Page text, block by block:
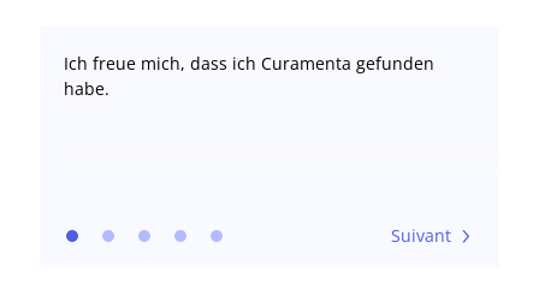
Ich freue mich, dass ich Curamenta gefunden
habe.
Suivant